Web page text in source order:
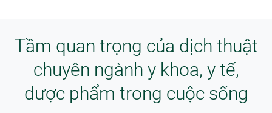
Tầm quan trọng của dịch thuật
chuyên ngành y khoa, y tế,
dược phẩm trong cuộc sống